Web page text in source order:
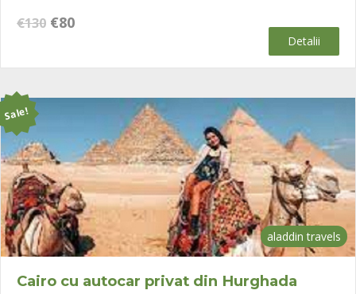
€130 Prețul
fost:
€80Prețul
€80.
Detalii
Sale!
aladdin travels
Cairo cu autocar privat din Hurghada